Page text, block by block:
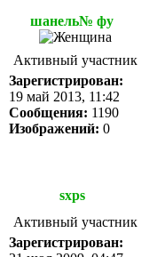
шанель№ фу
Активный участник
Зарегистрирован:
19 май 2013, 11:42
Сообщения: 1190
Изображений: 0
sxps
Активный участник
Зарегистрирован: